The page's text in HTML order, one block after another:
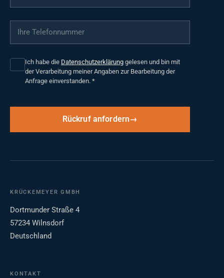
Ihre Telefonnummer
Ich habe die Datenschutzerklärung gelesen und bin mit
der Verarbeitung meiner Angaben zur Bearbeitung der
Anfrage einverstanden. *
Rückruf anfordern
KRÜCKEMEYER GMBH
Dortmunder Straße 4
57234 Wilnsdorf
Deutschland
KONTAKT